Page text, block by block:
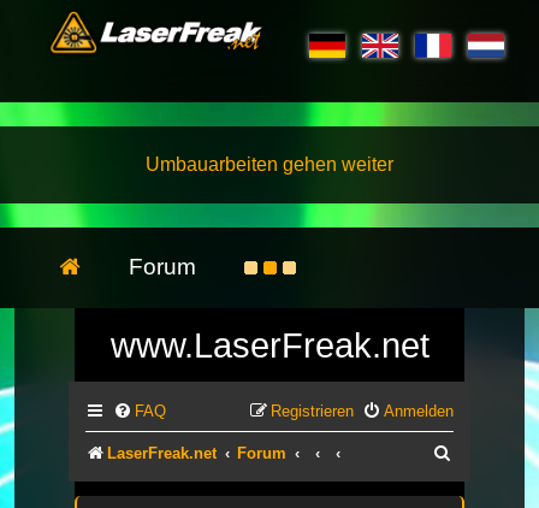
Umbauarbeiten gehen weiter
Forum
www.LaserFreak.net
FAQ Anmelden
Registrieren
LaserFreak.net Forum